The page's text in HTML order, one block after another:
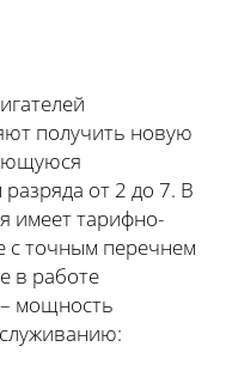
получить новую
от 2 до 7. В
имеет тарифно-
с точным перечнем
в работе
мощность